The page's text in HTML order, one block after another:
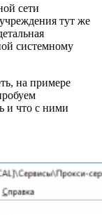
сети
тут же
системному
на примере
и что с ними